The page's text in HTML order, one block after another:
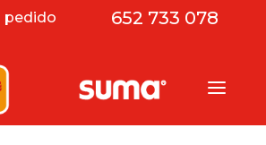
pedido 652 733 078